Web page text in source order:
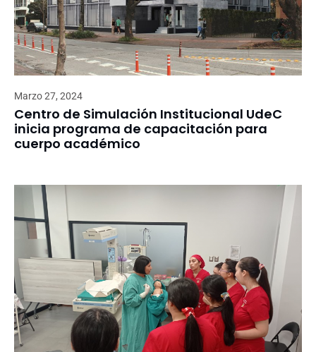
Marzo 27, 2024
Centro de Simulación Institucional UdeC
inicia programa de capacitación para
cuerpo académico